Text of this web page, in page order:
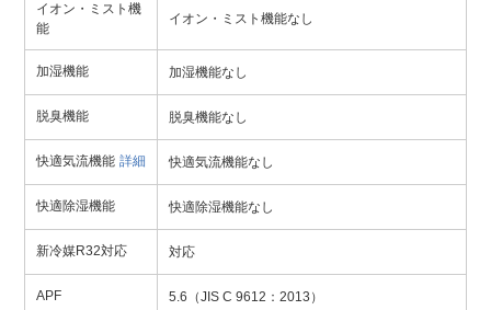
イオン・ミスト機
能
イオン・ミスト機能なし
加湿機能 加湿機能なし
脱臭機能 脱臭機能なし
快適気流機能 詳細 快適気流機能なし
快適除湿機能 快適除湿機能なし
新冷媒R32対応 対応
APF 5.6（JIS C 9612：2013）